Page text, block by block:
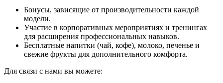
Бонусы, зависящие от производительности каждой
модели.
Участие в корпоративных мероприятиях и тренингах
для расширения профессиональных навыков.
Бесплатные напитки (чай, кофе), молоко, печенье и
свежие фрукты для дополнительного комфорта.
Для связи с нами вы можете: